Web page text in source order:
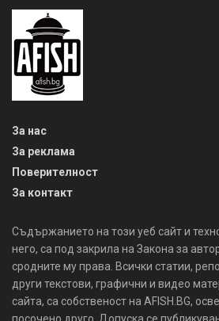
За нас
За реклама
Поверителност
За контакт
Съдържанието на този уеб сайт и
него, са под закрила на Закона за
сродните му права. Всички статии,
други текстови, графични и видео
сайта, са собственост на AFISH.BG,
посочено друго. Допуска се